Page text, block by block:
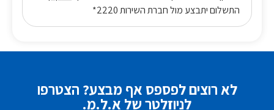
התשלום יתבצע מול חברת השירות 2220*
לא רוצים לפספס אף מבצע? הצטרפו
לניוזלטר של א.ל.מ.